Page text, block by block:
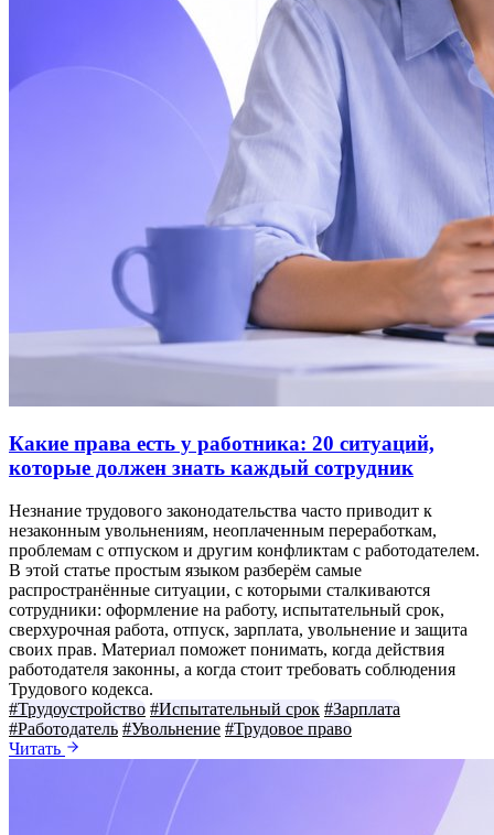
Какие права есть у работника: 20 ситуаций,
которые должен знать каждый сотрудник
Незнание трудового законодательства часто приводит к
незаконным увольнениям, неоплаченным переработкам,
проблемам с отпуском и другим конфликтам с работодателем.
В этой статье простым языком разберём самые
распространённые ситуации, с которыми сталкиваются
сотрудники: оформление на работу, испытательный срок,
сверхурочная работа, отпуск, зарплата, увольнение и защита
своих прав. Материал поможет понимать, когда действия
работодателя законны, а когда стоит требовать соблюдения
Трудового кодекса.
#Трудоустройство #Испытательный срок #Зарплата
#Работодатель #Увольнение #Трудовое право
Читать